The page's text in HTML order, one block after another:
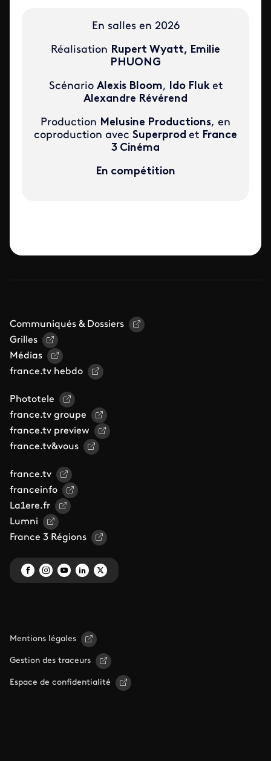
En salles en 2026
Réalisation Rupert Wyatt, Emilie
PHUONG
Scénario Alexis Bloom, Ido Fluk et
Alexandre Révérend
Production Melusine Productions, en
coproduction avec Superprod et France
3 Cinéma
En compétition
Communiqués & Dossiers
Grilles
Médias
france.tv hebdo
Phototele
france.tv groupe
france.tv preview
france.tv&vous
france.tv
franceinfo
La1ere.fr
Lumni
France 3 Régions
Mentions légales
Gestion des traceurs
Espace de confidentialité